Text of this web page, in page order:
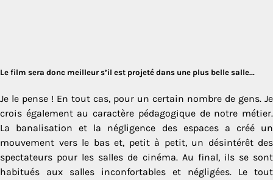
Le film sera donc meilleur s’il est projeté dans une plus belle salle…
Je le pense ! En tout cas, pour un certain nombre de gens. Je
crois également au caractère pédagogique de notre métier.
La banalisation et la négligence des espaces a créé un
mouvement vers le bas et, petit à petit, un désintérêt des
spectateurs pour les salles de cinéma. Au final, ils se sont
habitués aux salles inconfortables et négligées. Le tout